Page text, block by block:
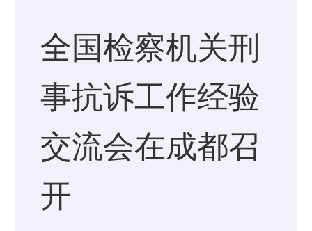
全国检察机关刑
事抗诉工作经验
交流会在成都召
开